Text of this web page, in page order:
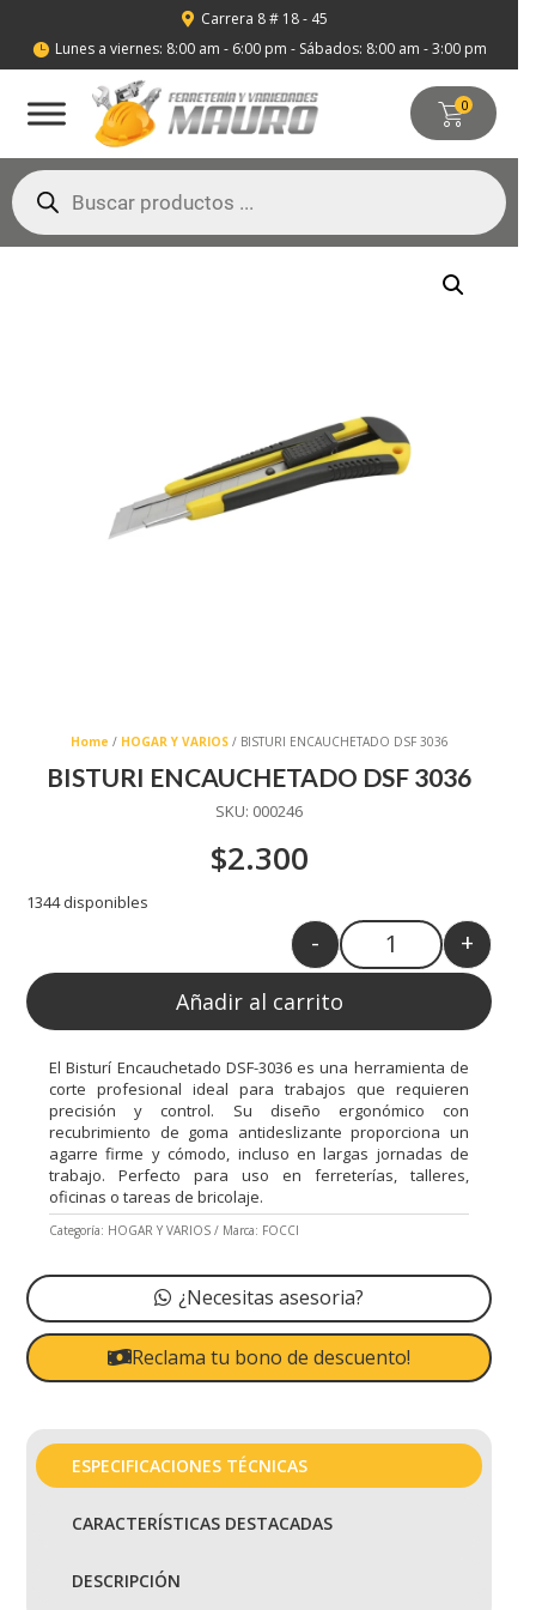
 Carrera 8 # 18 - 45
 Lunes a viernes: 8:00 am - 6:00 pm - Sábados: 8:00 am - 3:00 pm
0
Búsqueda
de
productos
Home / HOGAR Y VARIOS/ BISTURI ENCAUCHETADO DSF 3036
BISTURI ENCAUCHETADO DSF 3036
SKU: 000246
$2.300
1344 disponibles
Quantity
- +
Añadir al carrito
El Bisturí Encauchetado DSF-3036 es una herramienta de
corte profesional ideal para trabajos que requieren
precisión y control. Su diseño ergonómico con
recubrimiento de goma antideslizante proporciona un
agarre firme y cómodo, incluso en largas jornadas de
trabajo. Perfecto para uso en ferreterías, talleres,
oficinas o tareas de bricolaje.
Categoría: HOGAR Y VARIOS Marca: FOCCI
¿Necesitas asesoria?
Reclama tu bono de descuento!
ESPECIFICACIONES TÉCNICAS
CARACTERÍSTICAS DESTACADAS
DESCRIPCIÓN